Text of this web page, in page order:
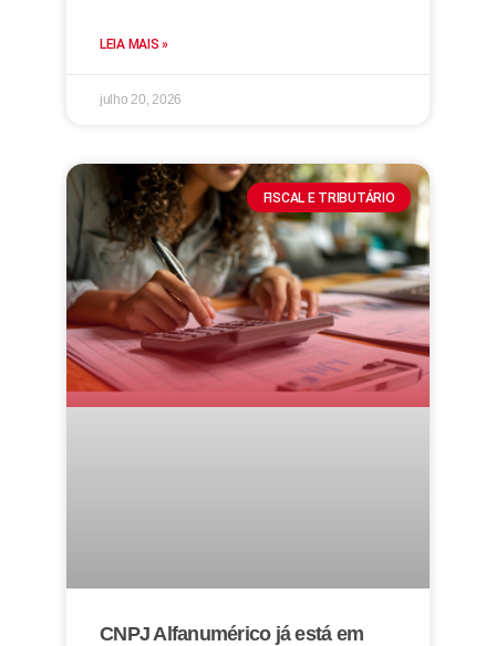
LEIA MAIS »
julho 20, 2026
FISCAL E TRIBUTÁRIO
CNPJ Alfanumérico já está em